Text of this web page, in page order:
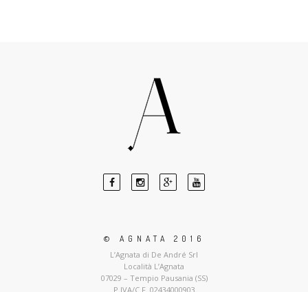
© AGNATA 2016
L’Agnata di De André Srl
Località L’Agnata
07029 – Tempio Pausania (SS)
P.IVA/C.F. 02434000903